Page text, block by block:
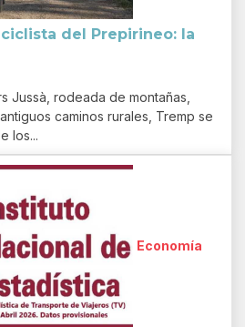
del Prepirineo: la
Jussà, rodeada de montañas,
caminos rurales, Tremp se
los...
Economía